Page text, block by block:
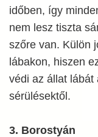
időben, így
nem lesz tiszta
szőre van. Külön
lábakon, hiszen
védi az állat lábát
sérülésektől.
3. Borostyán